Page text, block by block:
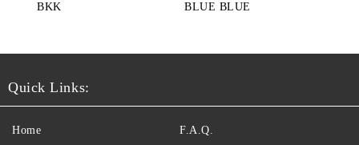
BKK BLUE BLUE
Quick Links:
Home F.A.Q.